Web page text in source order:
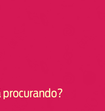
procurando?